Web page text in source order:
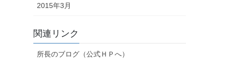
2015年3月
関連リンク
所長のブログ（公式ＨＰへ）